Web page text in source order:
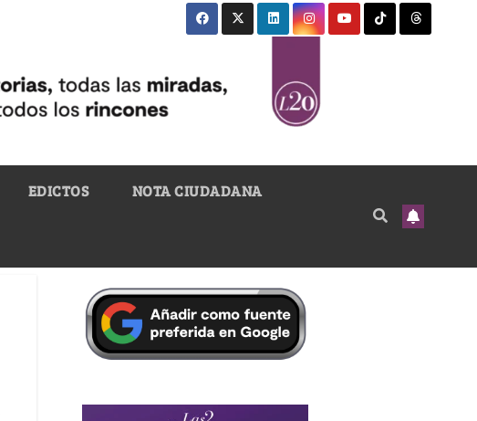
EDICTOS NOTA CIUDADANA